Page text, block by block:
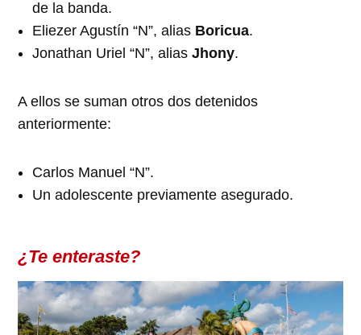
de la banda.
Eliezer Agustín “N”, alias Boricua.
Jonathan Uriel “N”, aliasJhony.
A ellos se suman otros dos detenidos
anteriormente:
Carlos Manuel “N”.
Un adolescente previamente asegurado.
¿Te enteraste?